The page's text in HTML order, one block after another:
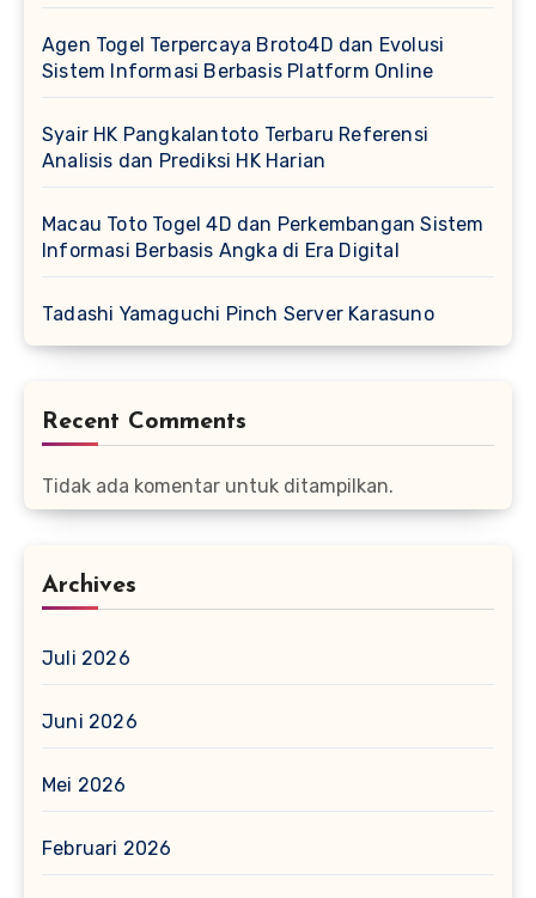
Agen Togel Terpercaya Broto4D dan Evolusi
Sistem Informasi Berbasis Platform Online
Syair HK Pangkalantoto Terbaru Referensi
Analisis dan Prediksi HK Harian
Macau Toto Togel 4D dan Perkembangan Sistem
Informasi Berbasis Angka di Era Digital
Tadashi Yamaguchi Pinch Server Karasuno
Recent Comments
Tidak ada komentar untuk ditampilkan.
Archives
Juli 2026
Juni 2026
Mei 2026
Februari 2026